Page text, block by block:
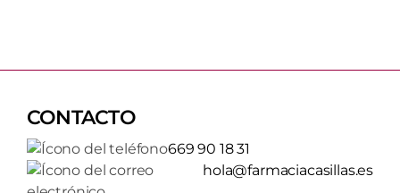
CONTACTO
669 90 18 31
hola@farmaciacasillas.es